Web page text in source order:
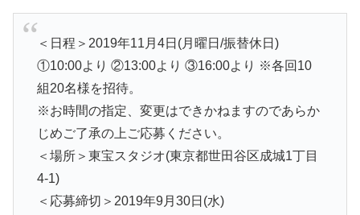
＜日程＞2019年11月4日(月曜日/振替休日)
①10:00より ②13:00より ③16:00より ※各回10
組20名様を招待。
※お時間の指定、変更はできかねますのであらか
じめご了承の上ご応募ください。
＜場所＞東宝スタジオ(東京都世田谷区成城1丁目
4-1)
＜応募締切＞2019年9月30日(水)